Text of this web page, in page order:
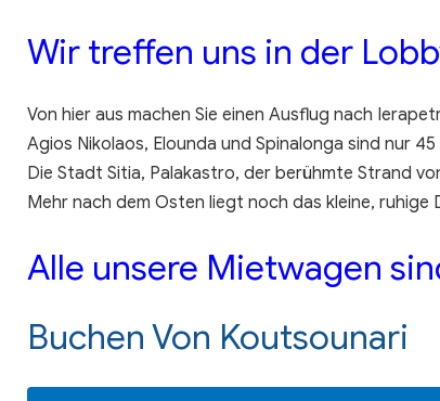
Wir treffen uns in der
Von hier aus machen Sie einen Ausflug nach
Agios Nikolaos, Elounda und Spinalonga sind nur
Die Stadt Sitia, Palakastro, der berühmte Strand
Mehr nach dem Osten liegt noch das kleine, ruhige
Alle unsere Mietwagen
Buchen Von Koutsounari